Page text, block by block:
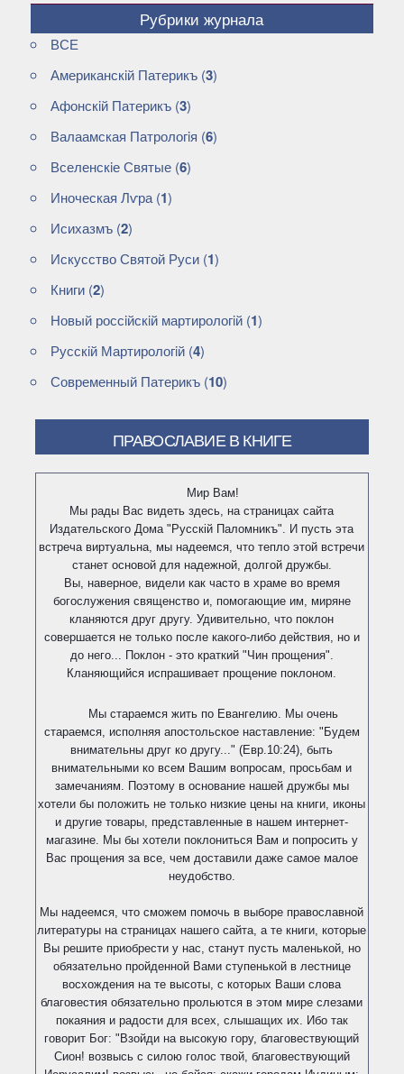
Рубрики журнала
ВСЕ
Американскiй Патерикъ(3)
Афонскiй Патерикъ(3)
Валаамская Патрологiя (6)
Вселенскiе Святые(6)
Иноческая Лѵра(1)
Исихазмъ(2)
Искусство Святой Руси(1)
Книги(2)
Новый россiйскiй мартирологiй(1)
Русскiй Мартирологiй(4)
Современный Патерикъ(10)
ПРАВОСЛАВИЕ В КНИГЕ
Мир Вам!
Мы рады Вас видеть здесь, на страницах сайта
Издательского Дома "Русскiй Паломникъ". И пусть эта
встреча виртуальна, мы надеемся, что тепло этой встречи
станет основой для надежной, долгой дружбы.
Вы, наверное, видели как часто в храме во время
богослужения священство и, помогающие им, миряне
кланяются друг другу. Удивительно, что поклон
совершается не только после какого-либо действия, но и
до него... Поклон - это краткий "Чин прощения".
Кланяющийся испрашивает прощение поклоном.
Мы стараемся жить по Евангелию. Мы очень
стараемся, исполняя апостольское наставление: "Будем
внимательны друг ко другу..." (Евр.10:24), быть
внимательными ко всем Вашим вопросам, просьбам и
замечаниям. Поэтому в основание нашей дружбы мы
хотели бы положить не только низкие цены на книги, иконы
и другие товары, представленные в нашем интернет-
магазине. Мы бы хотели поклониться Вам и попросить у
Вас прощения за все, чем доставили даже самое малое
неудобство.
Мы надеемся, что сможем помочь в выборе православной
литературы на страницах нашего сайта, а те книги, которые
Вы решите приобрести у нас, станут пусть маленькой, но
обязательно пройденной Вами ступенькой в лестнице
восхождения на те высоты, с которых Ваши слова
благовестия обязательно прольются в этом мире слезами
покаяния и радости для всех, слышащих их. Ибо так
говорит Бог: "Взойди на высокую гору, благовествующий
Сион! возвысь с силою голос твой, благовествующий